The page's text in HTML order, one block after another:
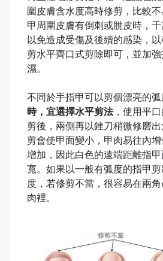
圍皮膚含水度高時修剪，比較
甲周圍皮膚有倒刺或脫皮時，千
以免造成受傷及後續的感染，
剪水平齊口式剪除即可，並加
濕。
不同於手指甲可以剪個漂亮的弧
時，宜選擇水平剪法，使用平
剪後，兩側再以銼刀稍微修磨
剪會使甲面變小，甲肉易往內
增加，因此白色的遠端距離指
寬。如果以一般有弧度的指甲
度，若修剪不當，很容易在兩
肉裡。